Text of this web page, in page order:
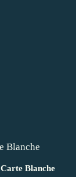
Carte Blanche